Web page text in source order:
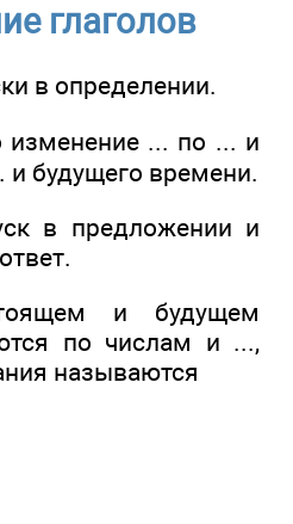
глаголов
в определении.
... по ... и
будущего времени.
в предложении и
и будущем
по числам и ...,
называются